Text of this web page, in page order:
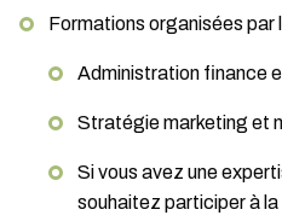
Formations organisées par
Administration finance
Stratégie marketing et
Si vous avez une
souhaitez participer à